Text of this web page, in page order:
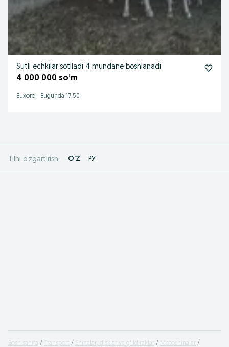
Sutli echkilar sotiladi 4 mundane boshlanadi
4 000 000 so’m
Buxoro - Bugunda 17:50
Tilni o'zgartirish: O'Z РУ
Bosh sahifa Transport Shinalar, disklar va g'ildiraklar
Motoshinalar